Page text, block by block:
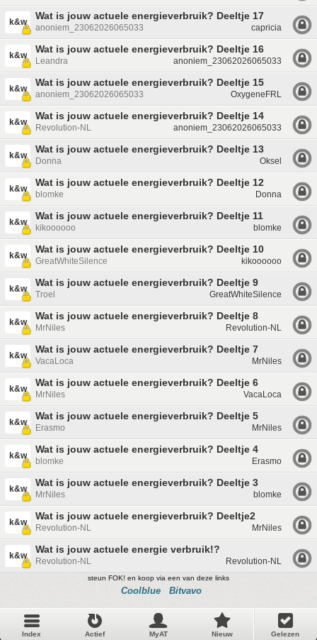
k&w
Wat is jouw actuele energieverbruik? Deeltje 17
anoniem_23062026065033 capricia
k&w
Wat is jouw actuele energieverbruik? Deeltje 16
Leandra anoniem_23062026065033
k&w
Wat is jouw actuele energieverbruik? Deeltje 15
anoniem_23062026065033 OxygeneFRL
k&w
Wat is jouw actuele energieverbruik? Deeltje 14
Revolution-NL anoniem_23062026065033
k&w
Wat is jouw actuele energieverbruik? Deeltje 13
Donna Oksel
k&w
Wat is jouw actuele energieverbruik? Deeltje 12
blomke Donna
k&w
Wat is jouw actuele energieverbruik? Deeltje 11
kikoooooo blomke
k&w
Wat is jouw actuele energieverbruik? Deeltje 10
GreatWhiteSilence kikoooooo
k&w
Wat is jouw actuele energieverbruik? Deeltje 9
Troel GreatWhiteSilence
k&w
Wat is jouw actuele energieverbruik? Deeltje 8
MrNiles Revolution-NL
k&w
Wat is jouw actuele energieverbruik? Deeltje 7
VacaLoca MrNiles
k&w
Wat is jouw actuele energieverbruik? Deeltje 6
MrNiles VacaLoca
k&w
Wat is jouw actuele energieverbruik? Deeltje 5
Erasmo MrNiles
k&w
Wat is jouw actuele energieverbruik? Deeltje 4
blomke Erasmo
k&w
Wat is jouw actuele energieverbruik? Deeltje 3
MrNiles blomke
k&w
Wat is jouw actuele energieverbruik? Deeltje2
Revolution-NL MrNiles
k&w
Wat is jouw actuele energie verbruik!?
Revolution-NL Revolution-NL
steun FOK! en koop via een van deze links
Coolblue Bitvavo
Index Actief MyAT Nieuw Gelezen